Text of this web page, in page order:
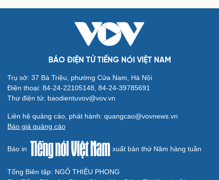
Lịch thi đấu bóng đá
Xe máy
Doanh nghiệp
Doanh nghiệp 24h
Doanh nhân
Vì cộng đồng
Công nghệ
Tin Công nghệ
Trải nghiệm
Sức khỏe
Dinh dưỡng - món ngon
Cây thuốc
Sản phụ khoa
Nam khoa
Đời sống
Tình yêu - Gia đình
BÁO ĐIỆN TỬ TIẾNG NÓI VIỆT NAM
Trụ sở: 37 Bà Triệu, phường Cửa Nam, Hà Nội
Điện thoại: 84-24-22105148, 84-24-39785691
Thư điện tử: baodientuvov@vov.vn
Liên hệ quảng cáo, phát hành: quangcao@vovnews.vn
Báo giá quảng cáo
Báo in xuất bản thứ Năm hàng tuần
Tổng Biên tập: NGÔ THIỆU PHONG